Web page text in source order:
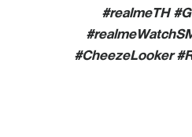
#realmeTH
#CheezeLooker